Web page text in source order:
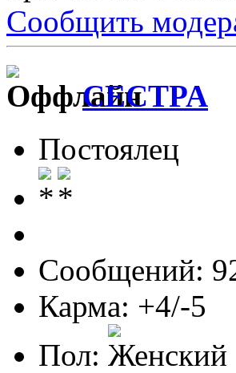
Сообщить
CECTPA
Постоялец
Сообщений:
Карма: +4/-5
Пол: